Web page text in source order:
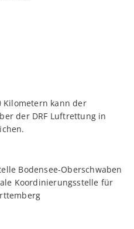
Kilometern kann der
der DRF Luftrettung in
Bodensee-Oberschwaben
Koordinierungsstelle für